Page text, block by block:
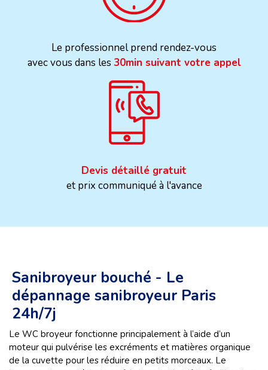
Le professionnel prend rendez-vous
avec vous dans les 30min suivant votre appel
Devis détaillé gratuit
et prix communiqué à l'avance
Sanibroyeur bouché - Le
dépannage sanibroyeur Paris
24h/7j
Le WC broyeur fonctionne principalement à l’aide d’un
moteur qui pulvérise les excréments et matières organique
de la cuvette pour les réduire en petits morceaux. Le